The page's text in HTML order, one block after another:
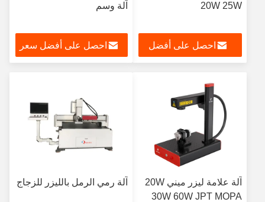
20W 25W
احصل على أفضل
آلة وسم
احصل على أفضل سعر
آلة علامة ليزر ميني 20W
30W 60W JPT MOPA
آلة رمي الرمل بالليزر للزجاج